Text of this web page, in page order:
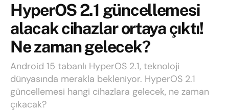
HyperOS 2.1 güncellemesi
alacak cihazlar ortaya çıktı!
Ne zaman gelecek?
Android 15 tabanlı HyperOS 2.1, teknoloji
dünyasında merakla bekleniyor. HyperOS 2.1
güncellemesi hangi cihazlara gelecek, ne zaman
çıkacak?